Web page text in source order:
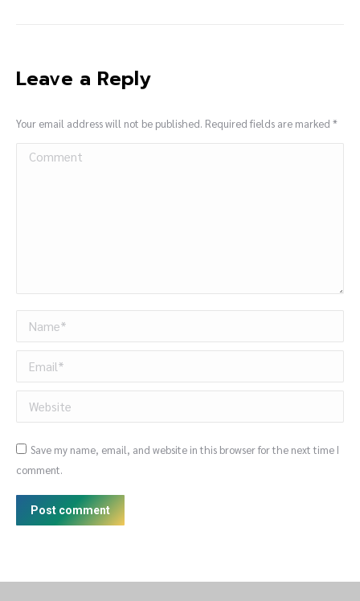
Leave a Reply
Your email address will not be published. Required fields are marked *
Comment
Name *
Email *
Website
Save my name, email, and website in this browser for the next time I
comment.
Post comment